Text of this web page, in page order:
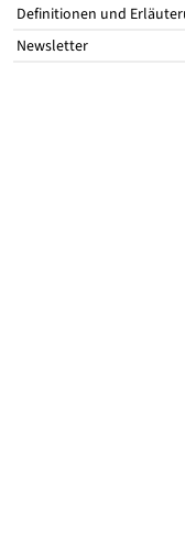
Definitionen und
Newsletter